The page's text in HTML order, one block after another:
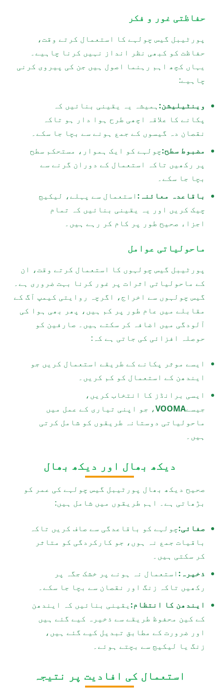
حفاظتی غور و فکر
پورٹیبل گیس چولہے کا استعمال کرتے وقت،
حفاظت کو کبھی نظر انداز نہیں کرنا چاہیے۔
یہاں کچھ اہم رہنما اصول ہیں جن کی پیروی کرنی
چاہیے:
وینٹیلیشن: ہمیشہ یہ یقینی بنائیں کہ
پکانے کا علاقہ اچھی طرح ہوا دار ہو تاکہ
نقصان دہ گیسوں کے جمع ہونے سے بچا جا سکے۔
مضبوط سطح:چولہے کو ایک ہموار، مستحکم سطح
پر رکھیں تاکہ استعمال کے دوران گرنے سے
بچا جا سکے۔
باقاعدہ معائنہ: استعمال سے پہلے، لیکیج
چیک کریں اور یہ یقینی بنائیں کہ تمام
اجزاء صحیح طور پر کام کر رہے ہیں۔
ماحولیاتی عوامل
پورٹیبل گیس چولہوں کا استعمال کرتے وقت، ان
کے ماحولیاتی اثرات پر غور کرنا بہت ضروری ہے۔
گیس چولہوں سے اخراج، اگرچہ روایتی کیمپ آگ کے
مقابلے میں عام طور پر کم ہیں، پھر بھی ہوا کی
آلودگی میں اضافہ کر سکتے ہیں۔ صارفین کو
حوصلہ افزائی کی جاتی ہے کہ:
ایسے موثر پکانے کے طریقے استعمال کریں جو
ایندھن کے استعمال کو کم کریں۔
ایسی برانڈز کا انتخاب کریں،
جیسےVOOMA
، جو اپنی تیاری کے عمل میں
ماحولیاتی دوستانہ طریقوں کو شامل کرتی
ہیں۔
دیکھ بھال اور دیکھ بھال
صحیح دیکھ بھال پورٹیبل گیس چولہے کی عمر کو
بڑھاتی ہے۔ اہم طریقوں میں شامل ہیں:
صفائی:چولہے کو باقاعدگی سے صاف کریں تاکہ
باقیات جمع نہ ہوں، جو کارکردگی کو متاثر
کر سکتی ہیں۔
ذخیرہ: استعمال نہ ہونے پر خشک جگہ پر
رکھیں تاکہ زنگ اور نقصان سے بچا جا سکے۔
ایندھن کا انتظام: یقینی بنائیں کہ ایندھن
کے کین محفوظ طریقے سے ذخیرہ کیے گئے ہیں
اور ضرورت کے مطابق تبدیل کیے گئے ہیں،
زنگ یا لیکیج سے بچتے ہوئے۔
استعمال کی افادیت پر نتیجہ